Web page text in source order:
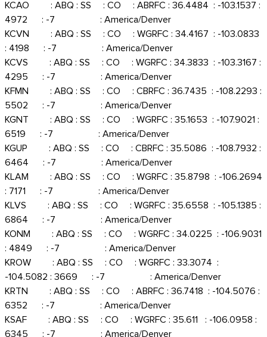
KCAO : ABQ : SS : CO : ABRFC : 36.4484 : -103.1537 :
4972 : -7 : America/Denver
KCVN : ABQ : SS : CO : WGRFC : 34.4167 : -103.0833
: 4198 : -7 : America/Denver
KCVS : ABQ : SS : CO : WGRFC : 34.3833 : -103.3167 :
4295 : -7 : America/Denver
KFMN : ABQ : SS : CO : CBRFC : 36.7435 : -108.2293 :
5502 : -7 : America/Denver
KGNT : ABQ : SS : CO : WGRFC : 35.1653 : -107.9021 :
6519 : -7 : America/Denver
KGUP : ABQ : SS : CO : CBRFC : 35.5086 : -108.7932 :
6464 : -7 : America/Denver
KLAM : ABQ : SS : CO : WGRFC : 35.8798 : -106.2694
: 7171 : -7 : America/Denver
KLVS : ABQ : SS : CO : WGRFC : 35.6558 : -105.1385 :
6864 : -7 : America/Denver
KONM : ABQ : SS : CO : WGRFC : 34.0225 : -106.9031
: 4849 : -7 : America/Denver
KROW : ABQ : SS : CO : WGRFC : 33.3074 :
-104.5082 : 3669 : -7 : America/Denver
KRTN : ABQ : SS : CO : ABRFC : 36.7418 : -104.5076 :
6352 : -7 : America/Denver
KSAF : ABQ : SS : CO : WGRFC : 35.611 : -106.0958 :
6345 : -7 : America/Denver